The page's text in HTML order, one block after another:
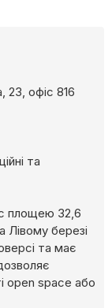
23, офіс 816
та
площею 32,6
Лівому березі
та має
open space або